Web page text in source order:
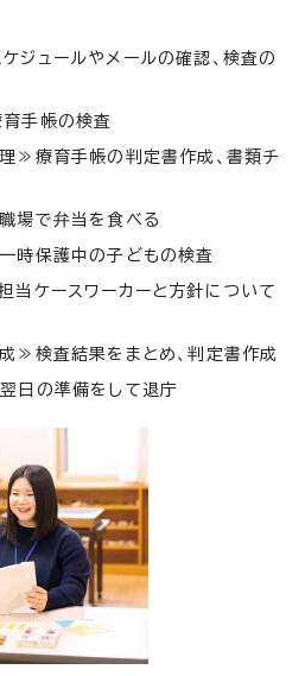
ュールやメールの確認、検査の
手帳の検査
療育手帳の判定書作成、書類チ
で弁当を食べる
保護中の子どもの検査
ースワーカーと方針について
査結果をまとめ、判定書作成
の準備をして退庁